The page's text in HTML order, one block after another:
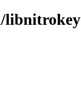
libnitrokey